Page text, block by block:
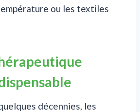
ou les textiles
décennies, les